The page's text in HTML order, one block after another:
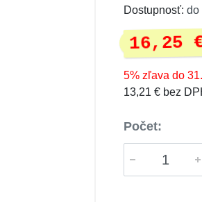
Dostupnosť: do
16,25
5% zľava do
13,21 € bez
Počet: